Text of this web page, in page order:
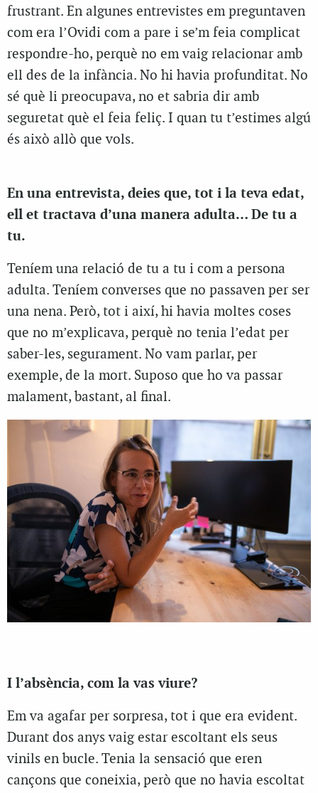
frustrant. En algunes entrevistes em preguntaven
com era l’Ovidi com a pare i se’m feia complicat
respondre-ho, perquè no em vaig relacionar amb
ell des de la infància. No hi havia profunditat. No
sé què li preocupava, no et sabria dir amb
seguretat què el feia feliç. I quan tu t’estimes algú
és això allò que vols.
En una entrevista, deies que, tot i la teva edat,
ell et tractava d’una manera adulta… De tu a
tu.
Teníem una relació de tu a tu i com a persona
adulta. Teníem converses que no passaven per ser
una nena. Però, tot i així, hi havia moltes coses
que no m’explicava, perquè no tenia l’edat per
saber-les, segurament. No vam parlar, per
exemple, de la mort. Suposo que ho va passar
malament, bastant, al final.
I l’absència, com la vas viure?
Em va agafar per sorpresa, tot i que era evident.
Durant dos anys vaig estar escoltant els seus
vinils en bucle. Tenia la sensació que eren
cançons que coneixia, però que no havia escoltat